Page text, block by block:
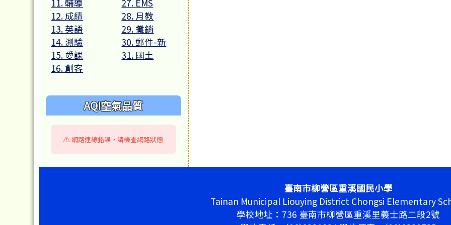
11. 輔導
12. 成績
13. 英語
14. 測驗
15. 愛課
16. 創客
27. EMS
28. 月教
29. 攤銷
30. 郵件-新
31. 國土
AQI空氣品質
⚠️ 網路連線錯誤，請檢查網路狀態
臺南市柳營區重溪國民小學
Tainan Municipal Liouying District Chongsi Elementary
學校地址：736 臺南市柳營區重溪里義士路二段2號